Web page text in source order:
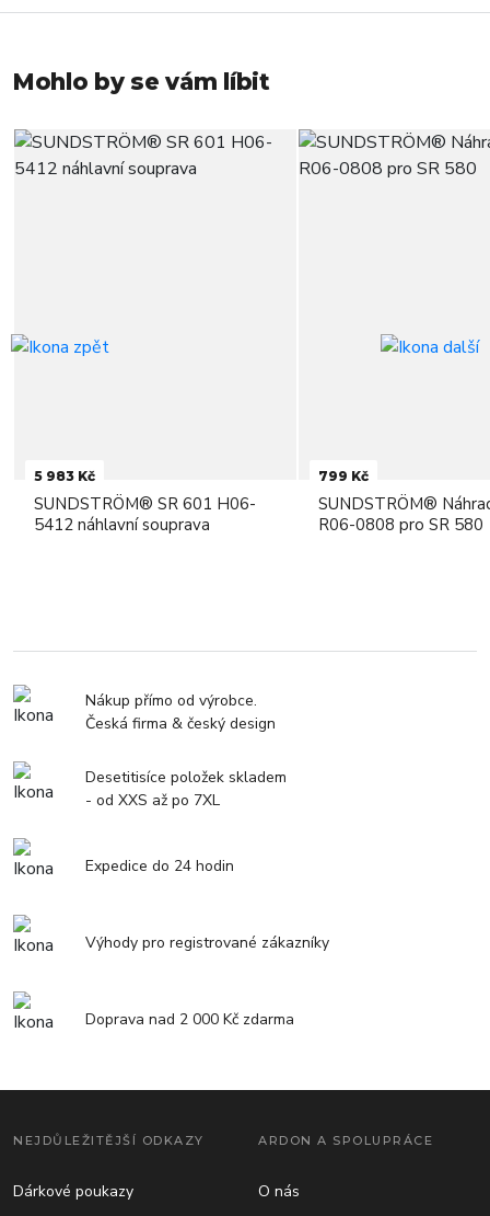
Mohlo by se vám líbit
5 983 Kč
SUNDSTRÖM® SR 601 H06-
5412 náhlavní souprava
799 Kč
SUNDSTRÖM®
R06-0808 pro SR 580
Nákup přímo od výrobce.
Česká firma & český design
Desetitisíce položek skladem
- od XXS až po 7XL
Expedice do 24 hodin
Výhody pro registrované zákazníky
Doprava nad 2 000 Kč zdarma
NEJDŮLEŽITĚJŠÍ ODKAZY
Dárkové poukazy
ARDON A SPOLUPRÁCE
O nás